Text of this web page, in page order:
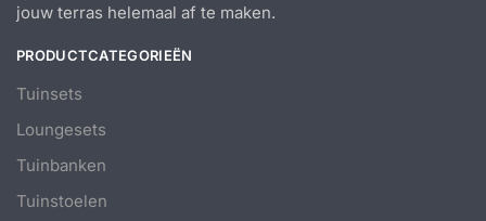
jouw terras helemaal af te maken.
PRODUCTCATEGORIEËN
Tuinsets
Loungesets
Tuinbanken
Tuinstoelen